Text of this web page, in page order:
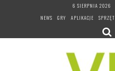
6 SIERPNIA 2026
NEWS
GRY APLIKACJE SPRZĘT